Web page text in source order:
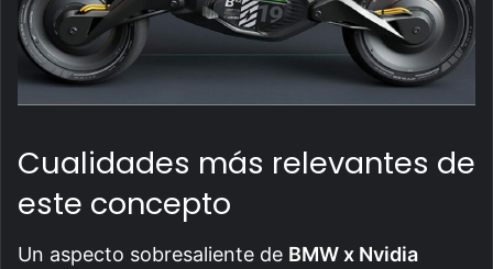
Cualidades más relevantes de
este concepto
Un aspecto sobresaliente de BMW x Nvidia